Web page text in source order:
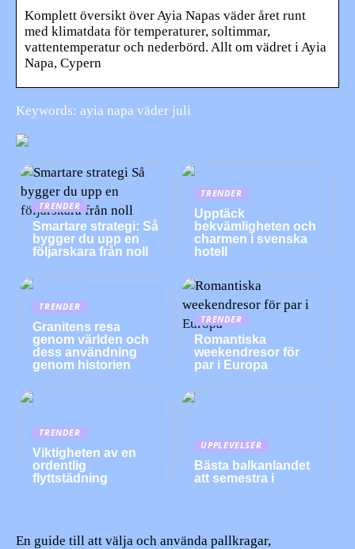
Komplett översikt över Ayia Napas väder året runt
med klimatdata för temperaturer, soltimmar,
vattentemperatur och nederbörd. Allt om vädret i Ayia
Napa, Cypern
Keywords: ayia napa väder juli
TRENDER
Smartare strategi: Så
bygger du upp en
följarskara från noll
TRENDER
Upptäck
bekvämligheten och
charmen i svenska
hotell
TRENDER
Granitens resa
genom världen och
dess användning
genom historien
TRENDER
Romantiska
weekendresor för
par i Europa
TRENDER
Viktigheten av en
ordentlig
flyttstädning
UPPLEVELSER
Bästa balkanlandet
att semestra i
En guide till att välja och använda pallkragar,